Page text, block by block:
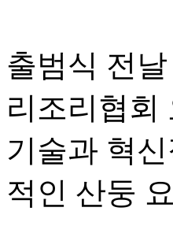
출범식 전
리조리협회
기술과 혁
적인 산둥